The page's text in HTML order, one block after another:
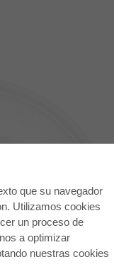
que su navegador
Utilizamos cookies
un proceso de
a optimizar
nuestras cookies